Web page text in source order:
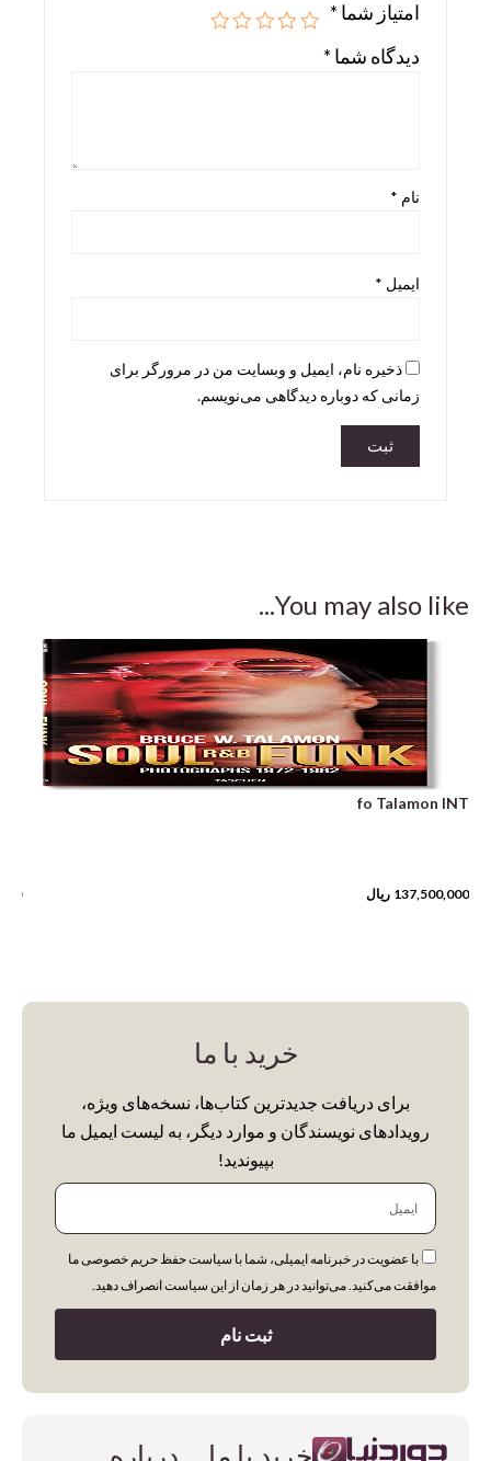
Skira
Taschen
امتیاز شما *
دیدگاه شما *
نام *
ایمیل *
ذخیره نام، ایمیل و وبسایت من در مرورگر برای
زمانی که دوباره دیدگاهی می‌نویسم.
You may also like...
fo Talamon INT
137,500,000 ریال
خرید با ما
برای دریافت جدیدترین کتاب‌ها، نسخه‌های ویژه،
رویدادهای نویسندگان و موارد دیگر، به لیست ایمیل ما
بپیوندید!
ایمیل
با عضویت در خبرنامه ایمیلی، شما با سیاست حفظ حریم خصوصی ما
موافقت می‌کنید. می‌توانید در هر زمان از این سیاست انصراف دهید.
ثبت نام
خرید با ما درباره